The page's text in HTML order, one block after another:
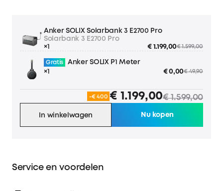
Anker SOLIX Solarbank 3 E2700 Pro
Solarbank 3 E2700 Pro
×1
€ 1.199,00€ 1.599,00
Gratis
Anker SOLIX P1 Meter
×1
€ 0,00€ 49,90
-€ 400 € 1.199,00€ 1.599,00
In winkelwagen Nu kopen
Service en voordelen